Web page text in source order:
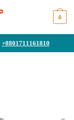
0
+8801711161810